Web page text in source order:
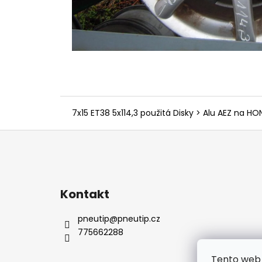
7x15 ET38 5x114,3 použitá Disky > Alu AEZ na
Z
Kontakt
pneutip@pneutip.cz
775662288